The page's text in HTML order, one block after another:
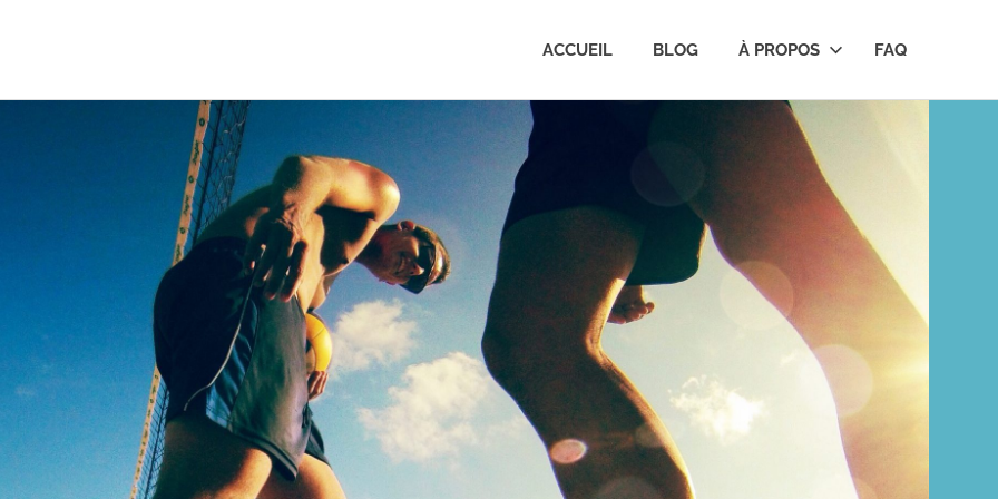
ACCUEIL BLOG À PROPOS FAQ